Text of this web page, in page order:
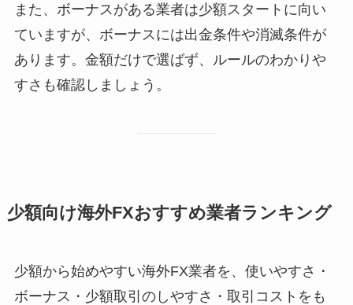
また、ボーナスがある業者は少額スタートに向い
ていますが、ボーナスには出金条件や消滅条件が
あります。金額だけで選ばず、ルールのわかりや
すさも確認しましょう。
少額向け海外FXおすすめ業者ランキング
少額から始めやすい海外FX業者を、使いやすさ・
ボーナス・少額取引のしやすさ・取引コストをも